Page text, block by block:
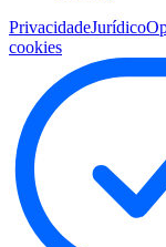
PrivacidadeJurídico
cookies